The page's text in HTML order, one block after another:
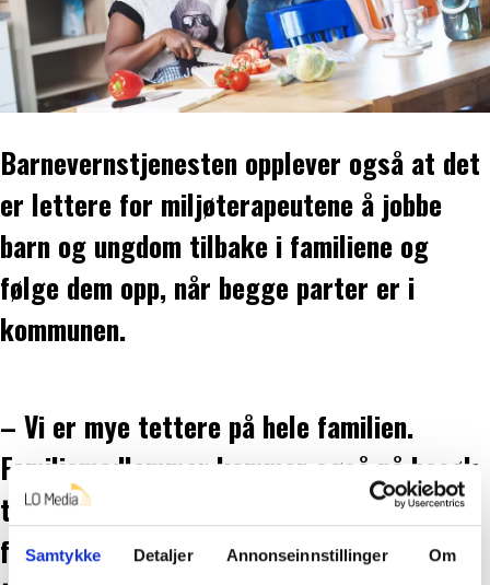
Samtykke Detaljer Annonseinnstillinger Om
Barnevernstjenesten opplever også at det
er lettere for miljøterapeutene å jobbe
barn og ungdom tilbake i familiene og
følge dem opp, når begge parter er i
kommunen.
– Vi er mye tettere på hele familien.
Familiemedlemmer kommer også på besøk
til Gyda og vi kan observere hva som
foregår. Det gir oss god informasjon for å